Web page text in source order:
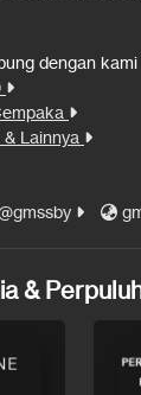
dengan kami
Lainnya
&